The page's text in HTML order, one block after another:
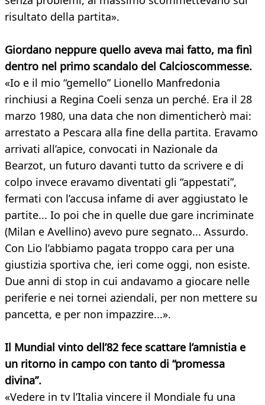
risultato della partita».
Giordano neppure quello aveva mai fatto, ma finì
dentro nel primo scandalo del Calcioscommesse.
«Io e il mio “gemello” Lionello Manfredonia
rinchiusi a Regina Coeli senza un perché. Era il 28
marzo 1980, una data che non dimenticherò mai:
arrestato a Pescara alla fine della partita. Eravamo
arrivati all’apice, convocati in Nazionale da
Bearzot, un futuro davanti tutto da scrivere e di
colpo invece eravamo diventati gli “appestati”,
fermati con l’accusa infame di aver aggiustato le
partite... Io poi che in quelle due gare incriminate
(Milan e Avellino) avevo pure segnato... Assurdo.
Con Lio l’abbiamo pagata troppo cara per una
giustizia sportiva che, ieri come oggi, non esiste.
Due anni di stop in cui andavamo a giocare nelle
periferie e nei tornei aziendali, per non mettere su
pancetta, e per non impazzire...».
Il Mundial vinto dell’82 fece scattare l’amnistia e
un ritorno in campo con tanto di “promessa
divina”.
«Vedere in tv l’Italia vincere il Mondiale fu una